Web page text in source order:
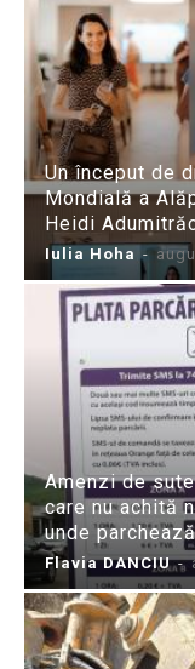
Un început de
Mondială a
Heidi
Iulia Hoha -
Amenzi de
care nu achită
unde parchează
Flavia DANCIU -